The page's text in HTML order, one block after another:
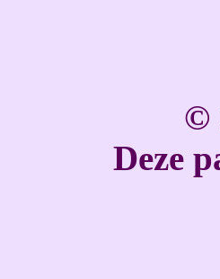
©
Deze